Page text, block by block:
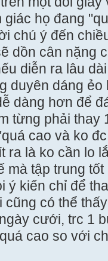
họ đang
chú ý đến
dồn cân nặng
diễn ra lâu
duyên dáng
dàng hơn để
từng phải thay
cao và ko
ra là ko cần lo
mà tập trung
ý kiến chỉ để
cũng có thể
cưới, trc 1
cao so với